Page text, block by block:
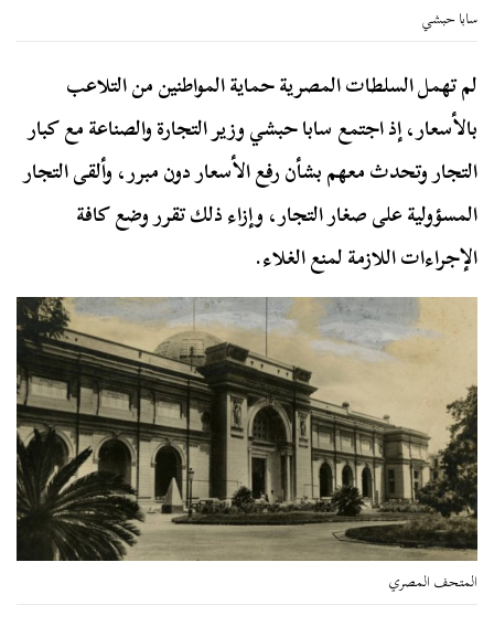
سابا حبشي
لم تهمل السلطات المصرية حماية المواطنين من التلاعب
بالأسعار، إذ اجتمع سابا حبشي وزير التجارة والصناعة مع كبار
التجار وتحدث معهم بشأن رفع الأسعار دون مبرر، وألقى التجار
المسؤولية على صغار التجار، وإزاء ذلك تقرر وضع كافة
الإجراءات اللازمة لمنع الغلاء.
المتحف المصري